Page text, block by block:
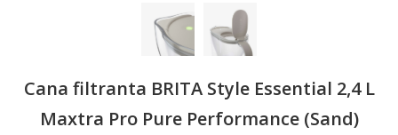
Cana filtranta BRITA Style Essential 2,4 L
Maxtra Pro Pure Performance (Sand)